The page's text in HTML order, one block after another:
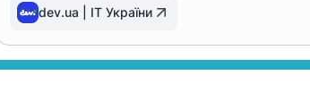
dev.ua | IT України